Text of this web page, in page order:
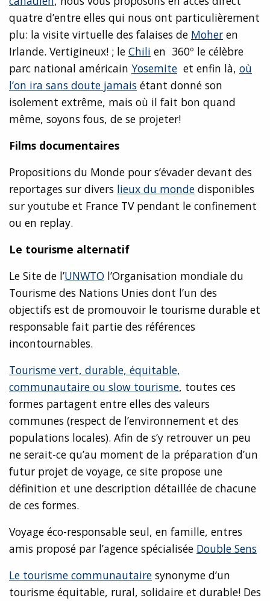
quatre d’entre elles qui nous ont particulièrement
plu: la visite virtuelle des falaises de Moher en
Irlande. Vertigineux! ; le Chili en 360º le célèbre
parc national américain Yosemite et enfin là, où
l’on ira sans doute jamais étant donné son
isolement extrême, mais où il fait bon quand
même, soyons fous, de se projeter!
Films documentaires
Propositions du Monde pour s’évader devant des
reportages sur divers lieux du monde disponibles
sur youtube et France TV pendant le confinement
ou en replay.
Le tourisme alternatif
Le Site de l’UNWTO l’Organisation mondiale du
Tourisme des Nations Unies dont l’un des
objectifs est de promouvoir le tourisme durable et
responsable fait partie des références
incontournables.
Tourisme vert, durable, équitable,
communautaire ou slow tourisme, toutes ces
formes partagent entre elles des valeurs
communes (respect de l’environnement et des
populations locales). Afin de s’y retrouver un peu
ne serait-ce qu’au moment de la préparation d’un
futur projet de voyage, ce site propose une
définition et une description détaillée de chacune
de ces formes.
Voyage éco-responsable seul, en famille, entres
amis proposé par l’agence spécialisée Double Sens
Le tourisme communautaire synonyme d’un
tourisme équitable, rural, solidaire et durable! Des